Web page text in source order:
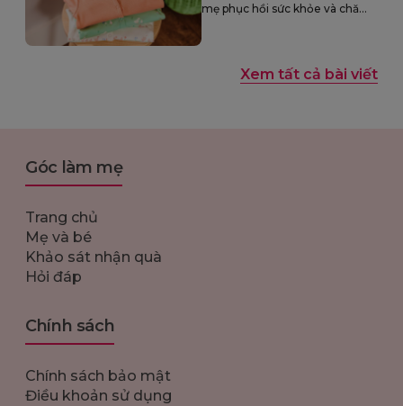
mẹ phục hồi sức khỏe và chăm
Xem tất cả bài viết
Góc làm mẹ
Trang chủ
Mẹ và bé
Khảo sát nhận quà
Hỏi đáp
Chính sách
Chính sách bảo mật
Điều khoản sử dụng